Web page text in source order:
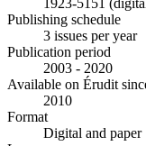
1923-5151
Publishing schedule
3 issues per year
Publication period
2003 - 2020
Available on Érudit
2010
Format
Digital and paper